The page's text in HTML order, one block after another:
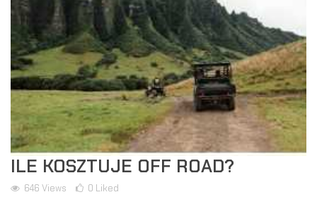
ILE KOSZTUJE OFF ROAD?
646 Views 0 Liked